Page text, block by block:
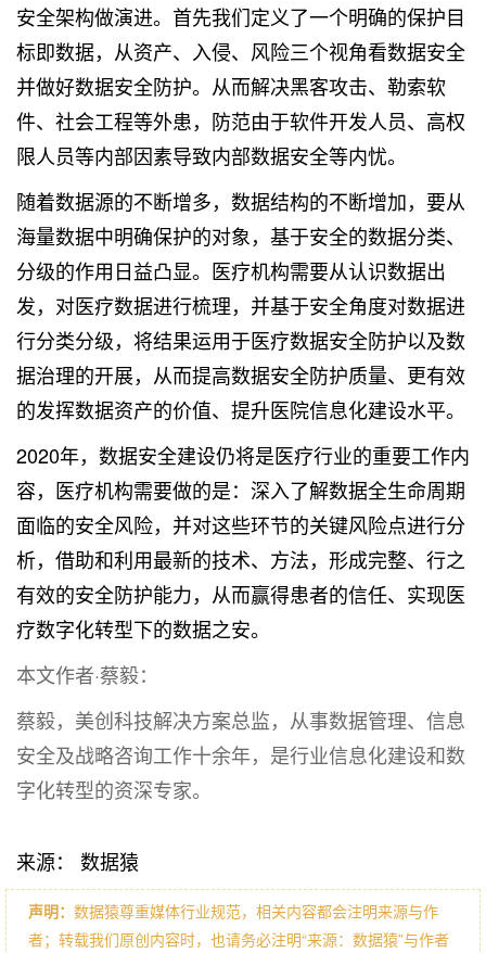
安全架构做演进。首先我们定义了一个明确的保护目
标即数据，从资产、入侵、风险三个视角看数据安全
并做好数据安全防护。从而解决黑客攻击、勒索软
件、社会工程等外患，防范由于软件开发人员、高权
限人员等内部因素导致内部数据安全等内忧。
随着数据源的不断增多，数据结构的不断增加，要从
海量数据中明确保护的对象，基于安全的数据分类、
分级的作用日益凸显。医疗机构需要从认识数据出
发，对医疗数据进行梳理，并基于安全角度对数据进
行分类分级，将结果运用于医疗数据安全防护以及数
据治理的开展，从而提高数据安全防护质量、更有效
的发挥数据资产的价值、提升医院信息化建设水平。
2020年，数据安全建设仍将是医疗行业的重要工作内
容，医疗机构需要做的是：深入了解数据全生命周期
面临的安全风险，并对这些环节的关键风险点进行分
析，借助和利用最新的技术、方法，形成完整、行之
有效的安全防护能力，从而赢得患者的信任、实现医
疗数字化转型下的数据之安。
本文作者·蔡毅：
蔡毅，美创科技解决方案总监，从事数据管理、信息
安全及战略咨询工作十余年，是行业信息化建设和数
字化转型的资深专家。
来源： 数据猿
声明： 数据猿尊重媒体行业规范，相关内容都会注明来源与作
者；转载我们原创内容时，也请务必注明“来源：数据猿”与作者